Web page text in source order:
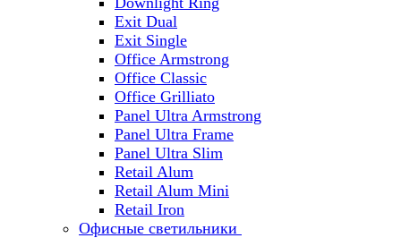
Exit Dual
Exit Single
Office Armstrong
Office Classic
Office Grilliato
Panel Ultra Armstrong
Panel Ultra Frame
Panel Ultra Slim
Retail Alum
Retail Alum Mini
Retail Iron
Офисные светильники